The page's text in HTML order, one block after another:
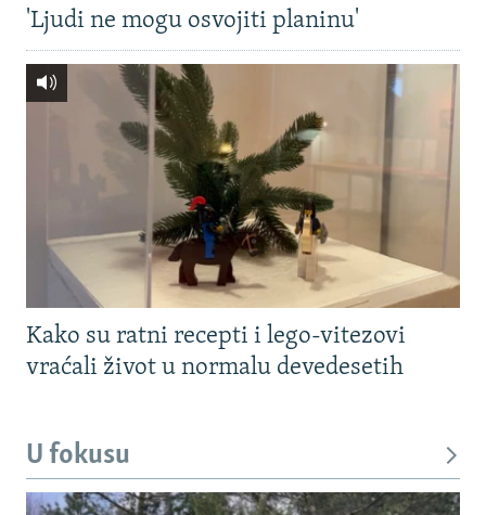
'Ljudi ne mogu osvojiti planinu'
Kako su ratni recepti i lego-vitezovi
vraćali život u normalu devedesetih
U fokusu